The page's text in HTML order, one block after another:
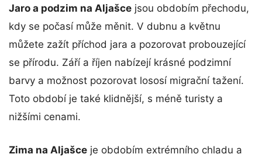
Jaro a podzim na Aljašce jsou obdobím přechodu,
kdy se počasí může měnit. V dubnu a květnu
můžete zažít příchod jara a pozorovat probouzející
se přírodu. Září a říjen nabízejí krásné podzimní
barvy a možnost pozorovat lososí migrační tažení.
Toto období je také klidnější, s méně turisty a
nižšími cenami.
Zima na Aljašce je obdobím extrémního chladu a